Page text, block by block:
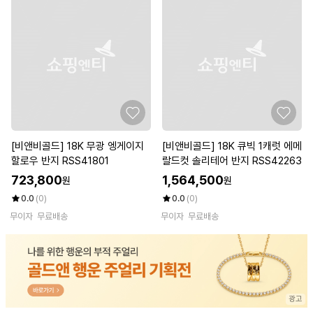
[비앤비골드] 18K 무광 엥게이지
할로우 반지 RSS41801
723,800원
0.0 (0)
무이자 무료배송
[비앤비골드] 18K 큐빅 1캐럿 에메
랄드컷 솔리테어 반지 RSS42263
1,564,500원
0.0 (0)
무이자 무료배송